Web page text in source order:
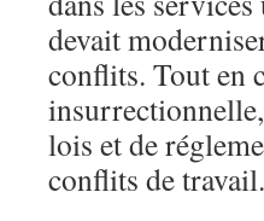
devait
conflits. Tout en
lois et de
conflits de travail.